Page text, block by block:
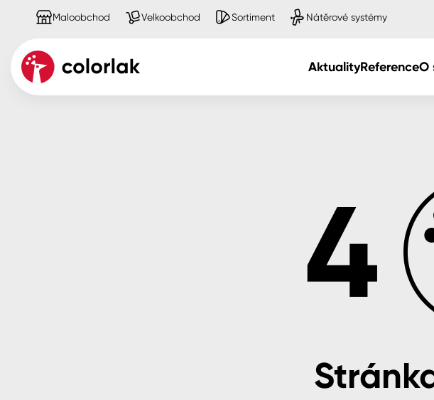
Maloobchod Velkoobchod Sortiment Nátěrové systémy
AktualityReferenceO
Ředidla, tužidla, čističe, technické